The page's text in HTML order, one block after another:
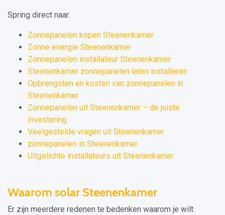
Spring direct naar:
Zonnepanelen kopen Steenenkamer
Zonne energie Steenenkamer
Zonnepanelen installateur Steenenkamer
Steenenkamer zonnepanelen laten installeren
Opbrengsten en kosten van zonnepanelen in
Steenenkamer
Zonnepanelen uit Steenenkamer – de juiste
investering
Veelgestelde vragen uit Steenenkamer
zonnepanelen in Steenenkamer
Uitgelichte installateurs uit Steenenkamer
Waarom solar Steenenkamer
Er zijn meerdere redenen te bedenken waarom je wilt